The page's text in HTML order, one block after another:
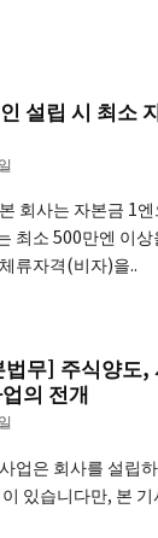
설립 시 최소
회사는 자본금 1
최소 500만엔 이
류자격(비자)을..
무] 주식양도,
의 전개
업은 회사를 설립
있습니다만, 본